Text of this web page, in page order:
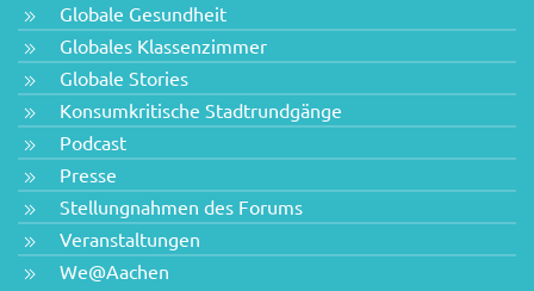
Globale Gesundheit
Globales Klassenzimmer
Globale Stories
Konsumkritische Stadtrundgänge
Podcast
Presse
Stellungnahmen des Forums
Veranstaltungen
We@Aachen